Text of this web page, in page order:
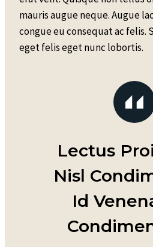
mauris augue neque. Augue
congue eu consequat ac felis.
eget felis eget nunc lobortis.
Lectus
Nisl
Id